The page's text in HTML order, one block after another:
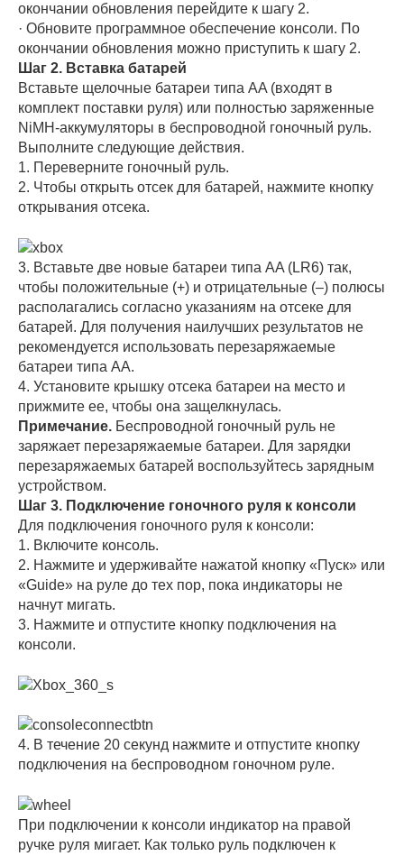
окончании обновления перейдите к шагу 2.
· Обновите программное обеспечение консоли. По
окончании обновления можно приступить к шагу 2.
Шаг 2. Вставка батарей
Вставьте щелочные батареи типа AA (входят в
комплект поставки руля) или полностью заряженные
NiMH-аккумуляторы в беспроводной гоночный руль.
Выполните следующие действия.
1. Переверните гоночный руль.
2. Чтобы открыть отсек для батарей, нажмите кнопку
открывания отсека.
3. Вставьте две новые батареи типа AA (LR6) так,
чтобы положительные (+) и отрицательные (–) полюсы
располагались согласно указаниям на отсеке для
батарей. Для получения наилучших результатов не
рекомендуется использовать перезаряжаемые
батареи типа АА.
4. Установите крышку отсека батареи на место и
прижмите ее, чтобы она защелкнулась.
Примечание. Беспроводной гоночный руль не
заряжает перезаряжаемые батареи. Для зарядки
перезаряжаемых батарей воспользуйтесь зарядным
устройством.
Шаг 3. Подключение гоночного руля к консоли
Для подключения гоночного руля к консоли:
1. Включите консоль.
2. Нажмите и удерживайте нажатой кнопку «Пуск» или
«Guide» на руле до тех пор, пока индикаторы не
начнут мигать.
3. Нажмите и отпустите кнопку подключения на
консоли.
4. В течение 20 секунд нажмите и отпустите кнопку
подключения на беспроводном гоночном руле.
При подключении к консоли индикатор на правой
ручке руля мигает. Как только руль подключен к